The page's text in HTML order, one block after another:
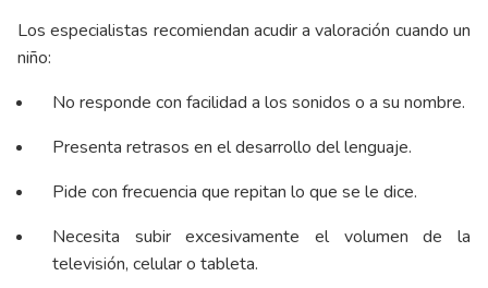
Los especialistas recomiendan acudir a valoración cuando un
niño:
No responde con facilidad a los sonidos o a su nombre.
Presenta retrasos en el desarrollo del lenguaje.
Pide con frecuencia que repitan lo que se le dice.
Necesita subir excesivamente el volumen de la
televisión, celular o tableta.